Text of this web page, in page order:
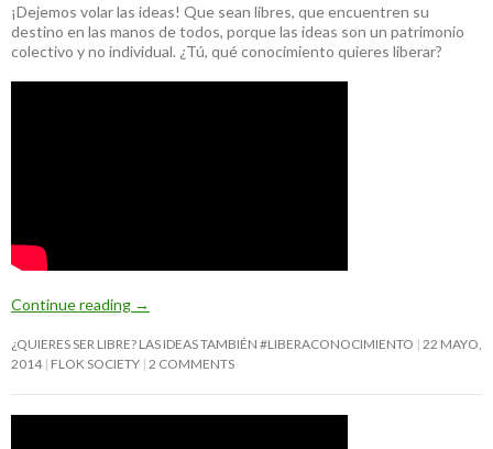
¡Dejemos volar las ideas! Que sean libres, que encuentren su
destino en las manos de todos, porque las ideas son un patrimonio
colectivo y no individual. ¿Tú, qué conocimiento quieres liberar?
Continue reading →
¿QUIERES SER LIBRE? LAS IDEAS TAMBIÉN #LIBERACONOCIMIENTO 22 MAYO,
2014 FLOK SOCIETY 2 COMMENTS